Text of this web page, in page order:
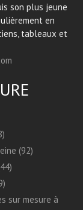
son plus jeune
en
tableaux et
(92)
sur mesure à